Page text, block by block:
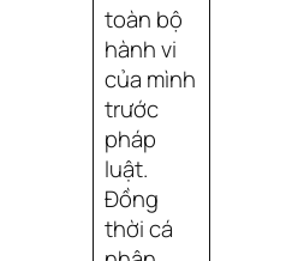
toàn bộ
hành vi
của mình
trước
pháp
luật.
Đồng
thời cá